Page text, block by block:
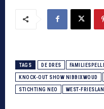
TAGS DE DRES
KNOCK-OUT SHOW NIBBIXWOUD
STICHTING NEO WEST-